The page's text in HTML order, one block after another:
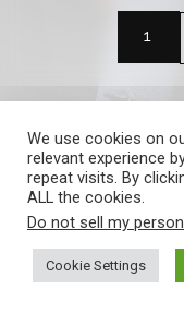
Posts 1
We use cookies on
relevant experience
repeat visits. By
ALL the cookies.
Do not sell my
Cookie Settings